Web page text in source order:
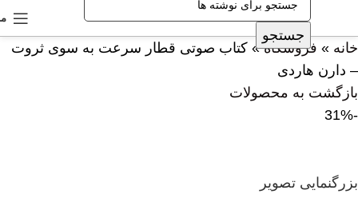
جستجو
خانه » فروشگاه» کتاب صوتی قطار سرعت به سوی ثروت
– دارن هاردی
بازگشت به محصولات
-31%
بزرگنمایی تصویر